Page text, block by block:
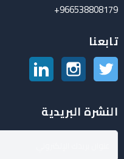
966538808179+
تابعنا
تويتر انستغرام
النشرة البريدية